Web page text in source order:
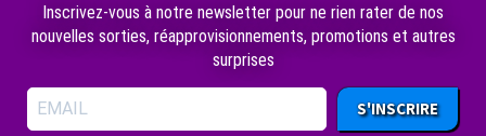
Inscrivez-vous à notre newsletter pour ne rien rater de nos
nouvelles sorties, réapprovisionnements, promotions et autres
surprises
S'INSCRIRE